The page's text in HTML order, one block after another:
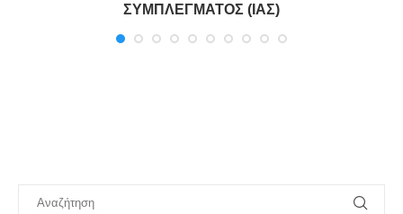
ΣΥΜΠΛΕΓΜΑΤΟΣ (ΙΑΣ)